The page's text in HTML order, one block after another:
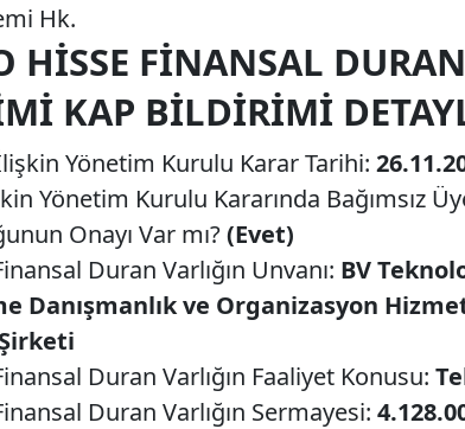
Hk.
HISSE FINANSAL
KAP BILDIRIMI
Yönetim Kurulu Karar Tarihi:
Yönetim Kurulu Kararında Bağımsız
Onayı Var mı?(Evet)
Duran Varlığın Unvanı: BV
Danışmanlık ve Organizasyon
Duran Varlığın Faaliyet Konusu:
Duran Varlığın Sermayesi: